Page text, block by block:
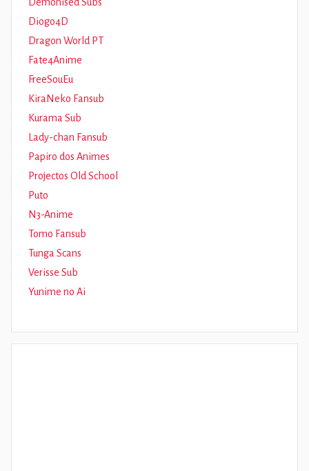
Diogo4D
Dragon World PT
Fate4Anime
FreeSouEu
KiraNeko Fansub
Kurama Sub
Lady-chan Fansub
Papiro dos Animes
Projectos Old School
Puto
N3-Anime
Tomo Fansub
Tunga Scans
Verisse Sub
Yunime no Ai